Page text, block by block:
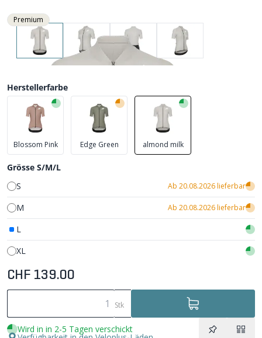
Premium
Herstellerfarbe
Blossom Pink Edge Green almond milk
Grösse S/M/L
S
Ab 20.08.2026 lieferbar
M Ab 20.08.2026 lieferbar
L
XL
CHF 139.00
Stk
Wird in in 2-5 Tagen verschickt